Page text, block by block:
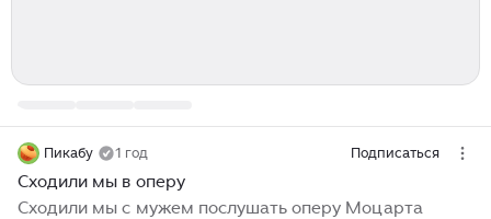
Пикабу 1 год Подписаться
Сходили мы в оперу
Сходили мы с мужем послушать оперу Моцарта